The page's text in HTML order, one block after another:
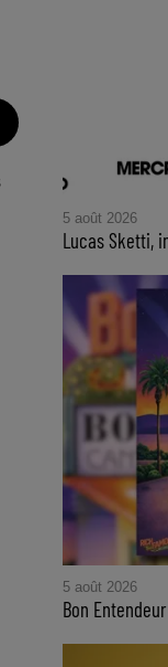
5 août 2026
Lucas Sketti,
5 août 2026
Bon